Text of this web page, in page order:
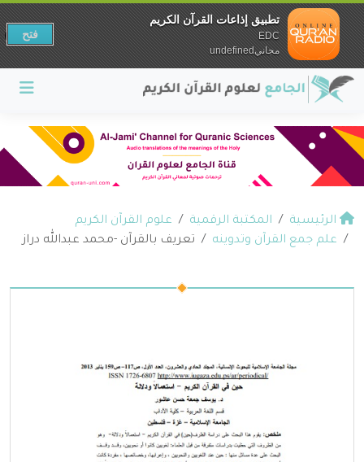
الرئيسية المكتبة الرقمية
علوم القرآن الكريم
علم جمع القرآن وتدوينه
تعريف بالقرآن -محمد عبدالله دراز
تطبيق إذاعات القرآن الكريم
EDC
مجانيundefined
فتح